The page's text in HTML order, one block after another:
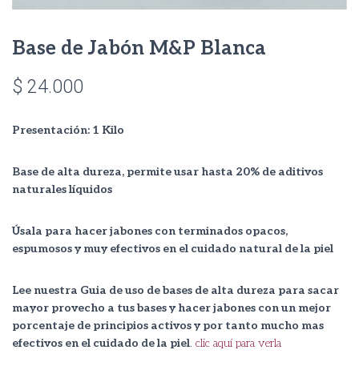
Base de Jabón M&P Blanca
$ 24.000
Presentación: 1 Kilo
Base de alta dureza, permite usar hasta 20% de aditivos
naturales líquidos
Úsala para hacer jabones con terminados opacos,
espumosos y muy efectivos en el cuidado natural de la piel
Lee nuestra Guia de uso de bases de alta dureza para sacar
mayor provecho a tus bases y hacer jabones con un mejor
porcentaje de principios activos y por tanto mucho mas
efectivos en el cuidado de la piel. clic aquí para verla